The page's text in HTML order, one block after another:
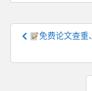
文
导
免费论文查重